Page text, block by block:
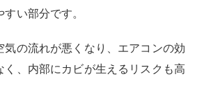
い部分です。
気の流れが悪くなり、エアコンの効
く、内部にカビが生えるリスクも高